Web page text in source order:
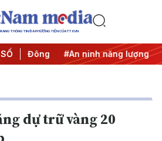
THÔNG TIN ĐA PHƯƠNG TIỆN CỦA TTXVN
Đông #An ninh năng lượng
dự trữ vàng 20